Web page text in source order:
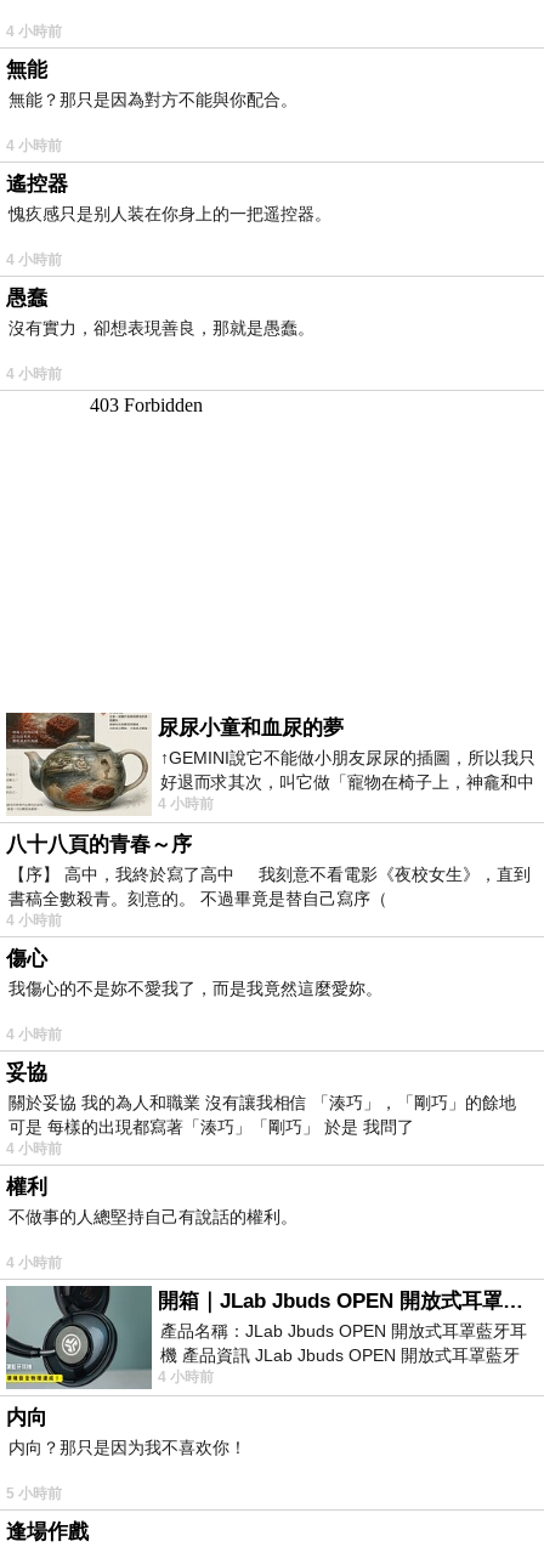
4 小時前
無能
無能？那只是因為對方不能與你配合。
4 小時前
遙控器
愧疚感只是别人装在你身上的一把遥控器。
4 小時前
愚蠢
沒有實力，卻想表現善良，那就是愚蠢。
4 小時前
尿尿小童和血尿的夢
↑GEMINI說它不能做小朋友尿尿的插圖，所以我只
好退而求其次，叫它做「寵物在椅子上，神龕和中
年人臉孔」的畫了。 六月底
4 小時前
八十八頁的青春～序
【序】 高中，我終於寫了高中 我刻意不看電影《夜校女生》，直到
書稿全數殺青。刻意的。 不過畢竟是替自己寫序（
4 小時前
傷心
我傷心的不是妳不愛我了，而是我竟然這麼愛妳。
4 小時前
妥協
關於妥協 我的為人和職業 沒有讓我相信 「湊巧」，「剛巧」的餘地
可是 每樣的出現都寫著「湊巧」「剛巧」 於是 我問了
4 小時前
權利
不做事的人總堅持自己有說話的權利。
4 小時前
開箱｜JLab Jbuds OPEN 開放式耳罩藍牙耳機 - 設計美學，輕巧、透氣、環境音全物理達成！
產品名稱：JLab Jbuds OPEN 開放式耳罩藍牙耳
機 產品資訊 JLab Jbuds OPEN 開放式耳罩藍牙
耳機評語：非常有特色，值得喜愛美型工
4 小時前
内向
内向？那只是因为我不喜欢你！
5 小時前
逢場作戲